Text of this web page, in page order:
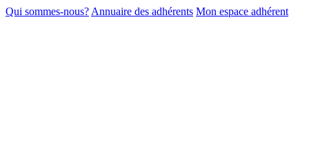
Qui sommes-nous? Annuaire des adhérents Mon espace adhérent